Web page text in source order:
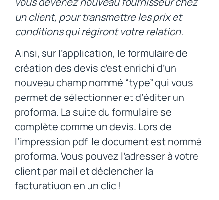
un client, pour transmettre les prix et
conditions qui régiront votre relation.
Ainsi, sur l’application, le formulaire de
création des devis c’est enrichi d’un
nouveau champ nommé “type” qui vous
permet de sélectionner et d’éditer un
proforma. La suite du formulaire se
complète comme un devis. Lors de
l’impression pdf, le document est nommé
proforma. Vous pouvez l’adresser à votre
client par mail et déclencher la
facturatiuon en un clic !